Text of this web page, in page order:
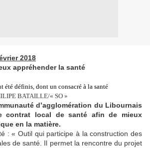
2018
appréhender la santé
été définis, dont un consacré à la santé
BATAILLE/« SO »
d’agglomération du Libournais
contrat local de santé afin de mieux
en la matière.
: « Outil qui participe à la construction des
de santé. Il permet la rencontre du projet